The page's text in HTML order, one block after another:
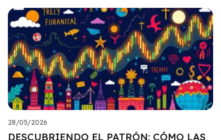
28/05/2026
DESCUBRIENDO EL PATRÓN: CÓMO LAS